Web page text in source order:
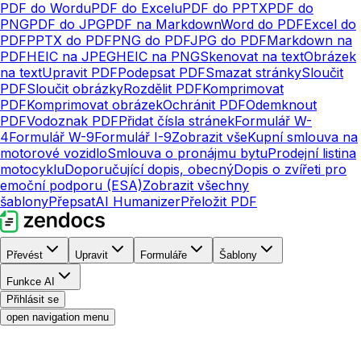
PDF do WorduPDF do ExceluPDF do PPTXPDF do
PNGPDF do JPGPDF na MarkdownWord do PDFExcel do
PDFPPTX do PDFPNG do PDFJPG do PDFMarkdown na
PDFHEIC na JPEGHEIC na PNGSkenovat na textObrázek
na textUpravit PDFPodepsat PDFSmazat stránkySloučit
PDFSloučit obrázkyRozdělit PDFKomprimovat
PDFKomprimovat obrázekOchránit PDFOdemknout
PDFVodoznak PDFPřidat čísla stránekFormulář W-
4Formulář W-9Formulář I-9Zobrazit všeKupní smlouva na
motorové vozidloSmlouva o pronájmu bytuProdejní listina
motocykluDoporučující dopis, obecnýDopis o zvířeti pro
emoční podporu (ESA)Zobrazit všechny
šablonyPřepsatAI HumanizerPřeložit PDF
Převést Upravit Formuláře Šablony
Funkce AI
Přihlásit se
open navigation menu